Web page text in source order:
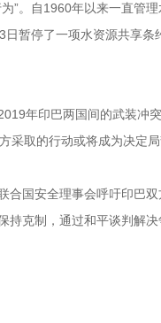
”。自1960年以来一直管
日暂停了一项水资源共享
年印巴两国间的武装冲
采取的行动或将成为决定局
合国安全理事会呼吁印巴
持克制，通过和平谈判解